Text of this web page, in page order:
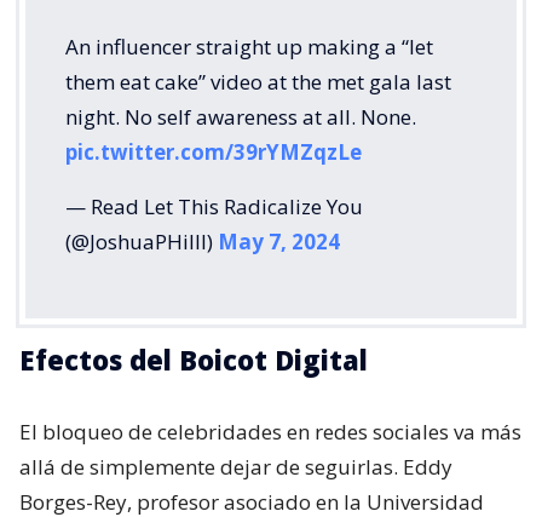
An influencer straight up making a “let
them eat cake” video at the met gala last
night. No self awareness at all. None.
pic.twitter.com/39rYMZqzLe
— Read Let This Radicalize You
(@JoshuaPHilll) May 7, 2024
Efectos del Boicot Digital
El bloqueo de celebridades en redes sociales va más
allá de simplemente dejar de seguirlas. Eddy
Borges-Rey, profesor asociado en la Universidad